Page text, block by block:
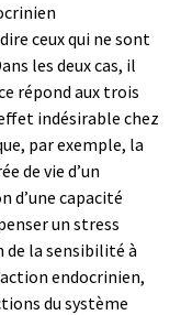
ceux qui ne sont
les deux cas, il
répond aux trois
indésirable chez
par exemple, la
de vie d’un
d’une capacité
un stress
la sensibilité à
endocrinien,
du système